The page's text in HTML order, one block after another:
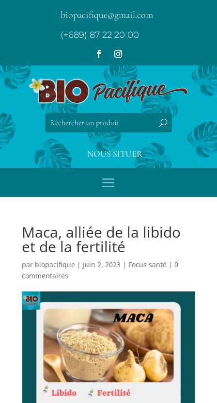
biopacifique@gmail.com
(+689) 87 22 20 00
NOUS SITUER
Maca, alliée de la libido
et de la fertilité
par biopacifique | Juin 2, 2023 | Focus santé | 0
commentaires